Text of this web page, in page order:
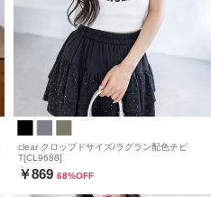
clear クロップドサイズ/ラグラン配色チビ
T[CL9688]
￥869 68%OFF